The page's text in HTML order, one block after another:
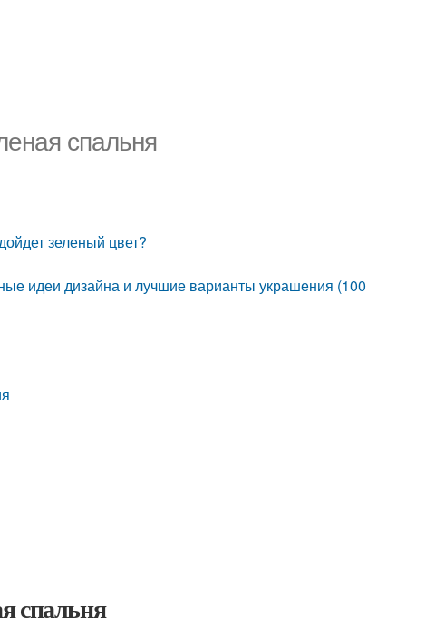
спальня
зеленый цвет?
идеи дизайна и лучшие варианты украшения (100
спальня